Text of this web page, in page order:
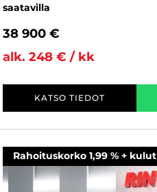
saatavilla
38 900 €
alk. 248 € / kk
KATSO TIEDOT
Rahoituskorko 1,99 % + kulut